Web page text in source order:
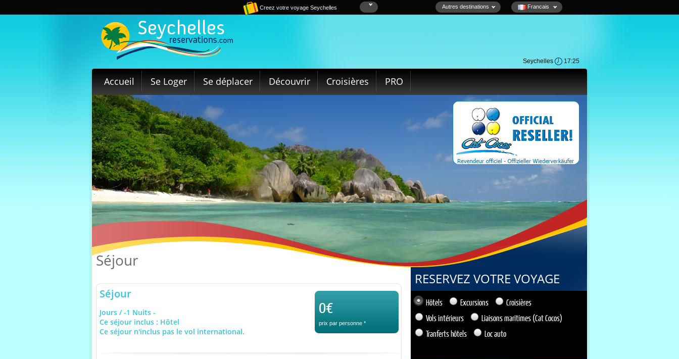
Creez votre voyage Seychelles Autres destinations Francais
Seychelles 17:25
Accueil Se Loger Se déplacer Découvrir Croisières PRO
Séjour
Séjour
Jours / -1 Nuits -
Ce séjour inclus : Hôtel
Ce séjour n'inclus pas le vol international.
0€
prix par personne *
RESERVEZ VOTRE VOYAGE
Hôtels Excursions
Croisières
Vols intérieurs
Liaisons maritimes (Cat Cocos)
Tranferts hôtels
Loc auto